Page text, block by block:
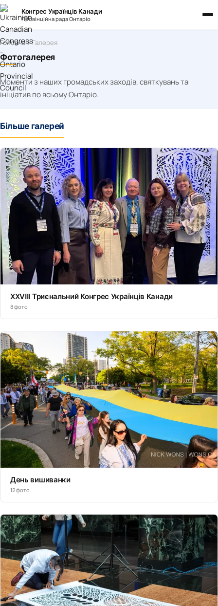
Конгрес Українців Канади
Провінційна рада Онтаріо
Головна Галерея
Фотогалерея
Моменти з наших громадських заходів, святкувань та
ініціатив по всьому Онтаріо.
Більше галерей
XXVIII Триєнальний Конгрес Українців Канади
8 фото
День вишиванки
12 фото